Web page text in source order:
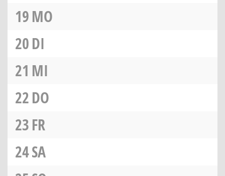
19MO
20DI
21 MI
22DO
23FR
24SA